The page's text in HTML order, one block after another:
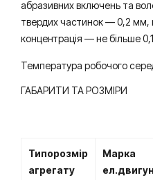
абразивних включень та
твердих частинок — 0,2 мм,
концентрація — не більше
Температура робочого
ГАБАРИТИ ТА РОЗМІРИ
Типорозмір
агрегату
Марка